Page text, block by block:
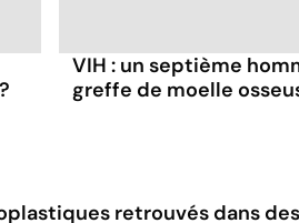
VIH : un septième
greffe de moelle
retrouvés dans